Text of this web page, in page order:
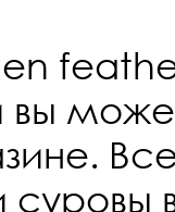
вы
суровы